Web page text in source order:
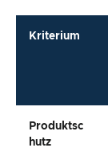
Kriterium
Produktsc
Hutz